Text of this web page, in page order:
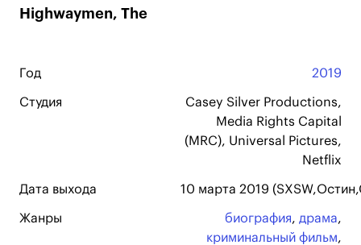
Highwaymen, The
Год 2019
Студия
Casey Silver Productions,
Media Rights Capital
(MRC), Universal Pictures,
Netflix
Дата выхода 10 марта 2019
Жанры биография, драма,
криминальный фильм,